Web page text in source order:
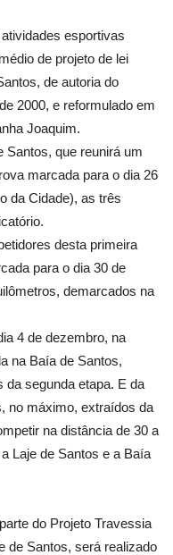
esportivas
de projeto de lei
de autoria do
2000, e reformulado em
Joaquim.
Santos, que reunirá um
marcada para o dia 26
da Cidade), as três
desta primeira
para o dia 30 de
demarcados na
4 de dezembro, na
na Baía de Santos,
da segunda etapa. E da
no máximo, extraídos da
na distância de 30 a
Laje de Santos e a Baía
do Projeto Travessia
de Santos, será realizado